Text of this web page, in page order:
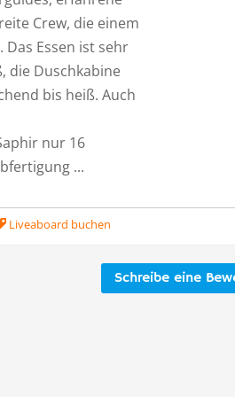
Crew, die einem
Essen ist sehr
die Duschkabine
bis heiß. Auch
nur 16
...
Liveaboard buchen
Schreibe eine